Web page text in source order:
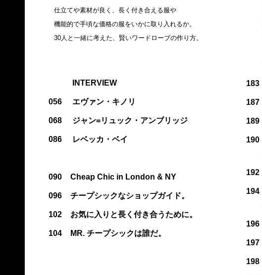
仕立てや素材が良く、長く付き合える服や
機能的で手頃な価格の服をいかに取り入れるか。
30人と一緒に考えた、賢いワードローブの作り方。
INTERVIEW
056 エヴァン・キノリ
068 ジャン=リュック・アンブリッジ
086 レベッカ・ベイ
090 Cheap Chic in London & NY
096 チープシックなショップガイド。
102 お気に入りと長く付き合うために。
104 MR. チープシックは誰だ。
183
187
189
190
192
194
196
197
198